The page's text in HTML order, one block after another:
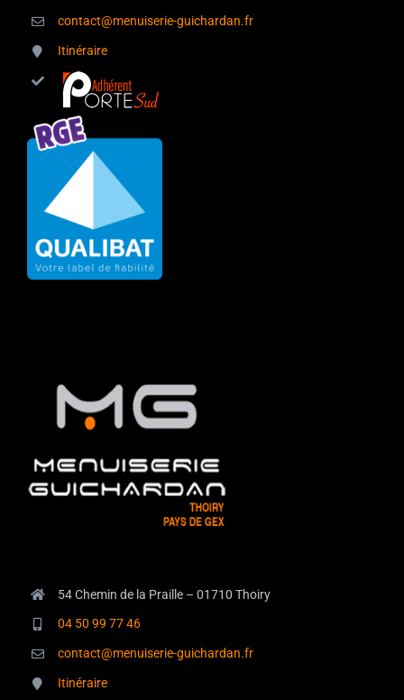
contact@menuiserie-guichardan.fr
Itinéraire
54 Chemin de la Praille – 01710 Thoiry
04 50 99 77 46
contact@menuiserie-guichardan.fr
Itinéraire